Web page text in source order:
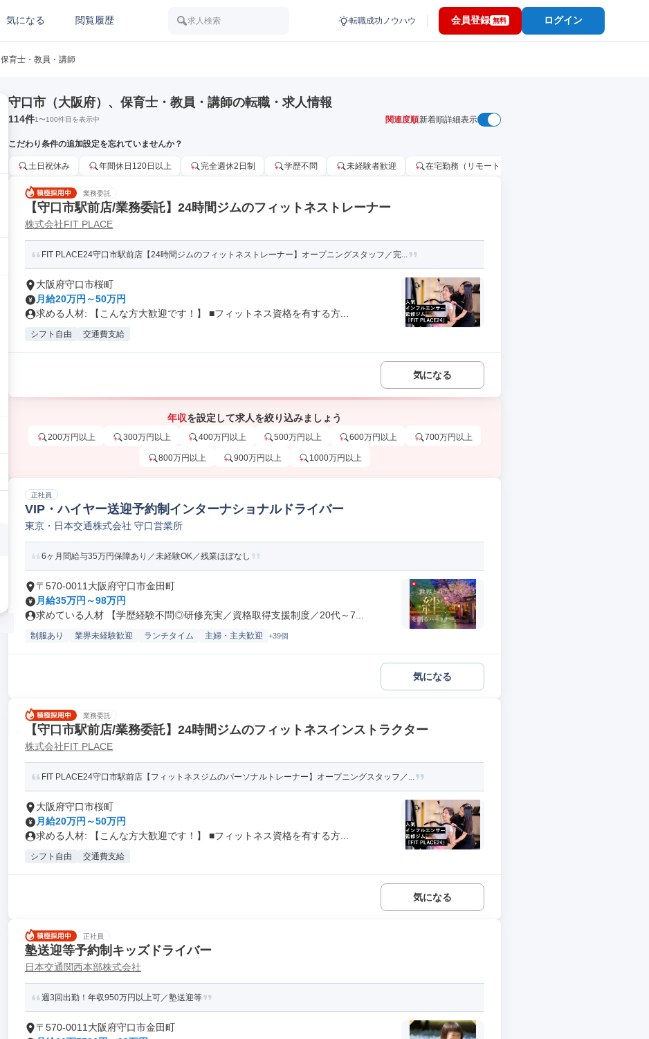
気になる 閲覧履歴 求人検索 転職成功ノウハウ 会員登録 無料 ログイン
保育士・教員・講師
守口市（大阪府）、保育士・教員・講師の転職・求人情報
114件1〜100件目を表示中 関連度順新着順詳細表示
こだわり条件の追加設定を忘れていませんか？
土日祝休み 年間休日120日以上 完全週休2日制 学歴不問 未経験者歓迎 在宅勤務（リモートワーク）OK
業務委託
【守口市駅前店/業務委託】24時間ジムのフィットネストレーナー
株式会社FIT PLACE
FIT PLACE24守口市駅前店【24時間ジムのフィットネストレーナー】オープニングスタッフ／完...
大阪府守口市桜町
月給20万円～50万円
求める人材: 【こんな方大歓迎です！】 ■フィットネス資格を有する方...
シフト自由 交通費支給
気になる
年収を設定して求人を絞り込みましょう
200万円以上 300万円以上 400万円以上 500万円以上 600万円以上 700万円以上
800万円以上 900万円以上 1000万円以上
正社員
VIP・ハイヤー送迎予約制インターナショナルドライバー
東京・日本交通株式会社 守口営業所
6ヶ月間給与35万円保障あり／未経験OK／残業ほぼなし
〒570-0011大阪府守口市金田町
月給35万円～98万円
求めている人材 【学歴経験不問◎研修充実／資格取得支援制度／20代～7...
制服あり 業界未経験歓迎 ランチタイム 主婦・主夫歓迎 +39個
気になる
業務委託
【守口市駅前店/業務委託】24時間ジムのフィットネスインストラクター
株式会社FIT PLACE
FIT PLACE24守口市駅前店【フィットネスジムのパーソナルトレーナー】オープニングスタッフ／...
大阪府守口市桜町
月給20万円～50万円
求める人材: 【こんな方大歓迎です！】 ■フィットネス資格を有する方...
シフト自由 交通費支給
気になる
正社員
塾送迎等予約制キッズドライバー
日本交通関西本部株式会社
週3回出勤！年収950万円以上可／塾送迎等
〒570-0011大阪府守口市金田町